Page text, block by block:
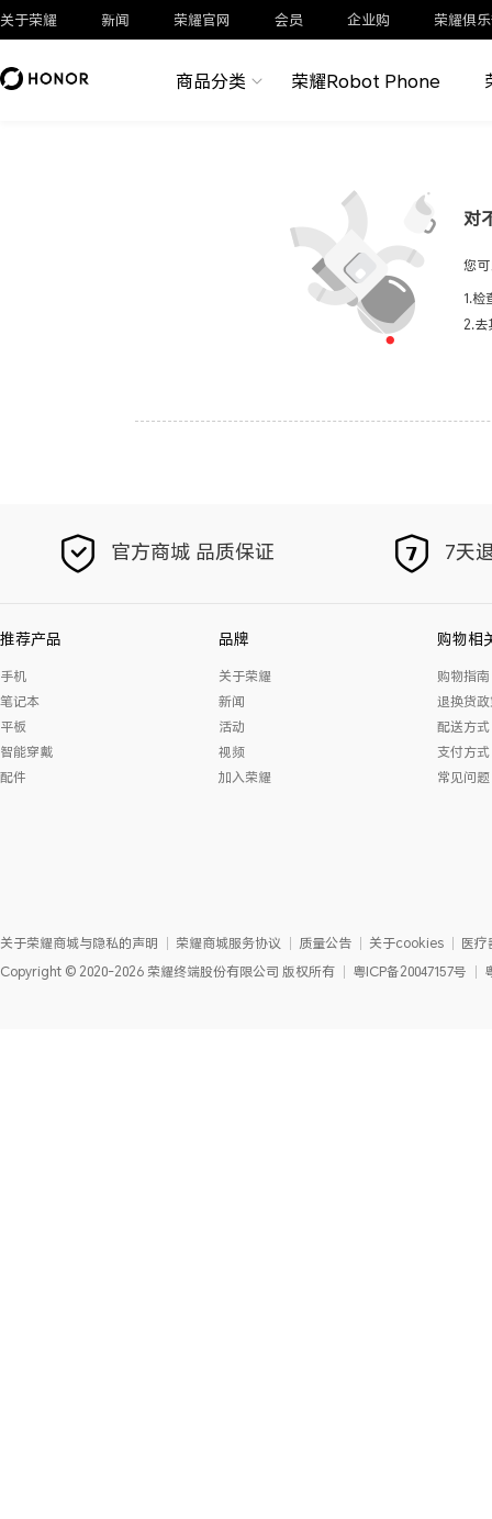
关于荣耀 新闻 荣耀官网 会员 企业购 荣耀俱
商品分类 荣耀Robot Phone
对
您
1.检
2.去
官方商城 品质保证 7天
推荐产品
手机
笔记本
平板
智能穿戴
配件
品牌
关于荣耀
新闻
活动
视频
加入荣耀
购物相
购物指南
退换货
配送方式
支付方式
常见问题
关于荣耀商城与隐私的声明 荣耀商城服务协议 质量公告 关于cookies
医疗
Copyright © 2020-2026 荣耀终端股份有限公司 版权所有 粤ICP备20047157号